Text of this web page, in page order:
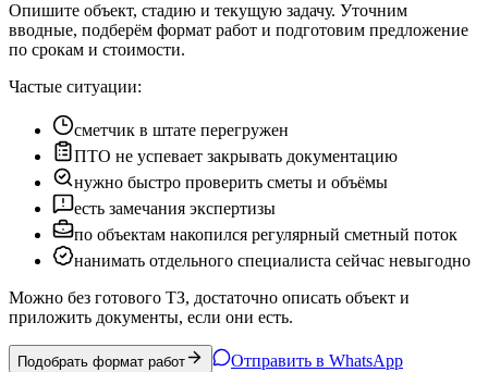
Опишите объект, стадию и текущую задачу. Уточним
вводные, подберём формат работ и подготовим предложение
по срокам и стоимости.
Частые ситуации:
сметчик в штате перегружен
ПТО не успевает закрывать документацию
нужно быстро проверить сметы и объёмы
есть замечания экспертизы
по объектам накопился регулярный сметный поток
нанимать отдельного специалиста сейчас невыгодно
Можно без готового ТЗ, достаточно описать объект и
приложить документы, если они есть.
Подобрать формат работ Отправить в WhatsApp